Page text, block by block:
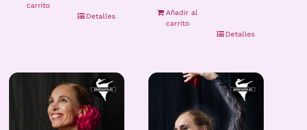
carrito
Detalles
Añadir al
carrito
Detalles